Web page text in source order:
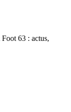
63 : actus,